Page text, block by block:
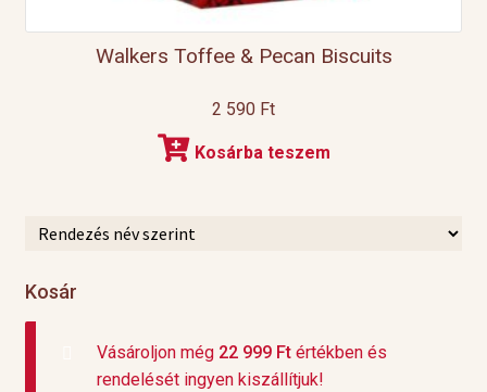
Walkers Toffee & Pecan Biscuits
2 590 Ft
Kosárba teszem
Kosár
Vásároljon még 22 999 Ftértékben és
rendelését ingyen kiszállítjuk!